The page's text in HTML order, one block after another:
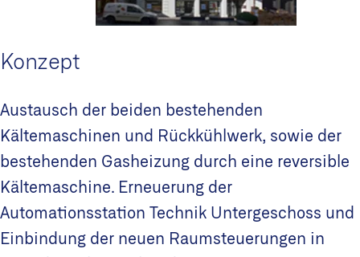
Konzept
Austausch der beiden bestehenden
Kältemaschinen und Rückkühlwerk, sowie der
bestehenden Gasheizung durch eine reversible
Kältemaschine. Erneuerung der
Automationsstation Technik Untergeschoss und
Einbindung der neuen Raumsteuerungen in